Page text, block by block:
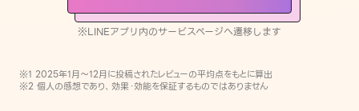
※LINEアプリ内のサービスページへ遷移します
※1 2025年1月〜12月に投稿されたレビューの平均点をもとに算出
※2 個人の感想であり、効果・効能を保証するものではありません